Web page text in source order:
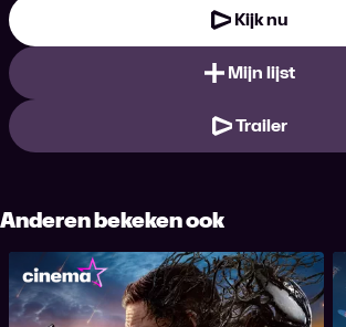
Kijk nu
Mijn lijst
Trailer
Anderen bekeken ook